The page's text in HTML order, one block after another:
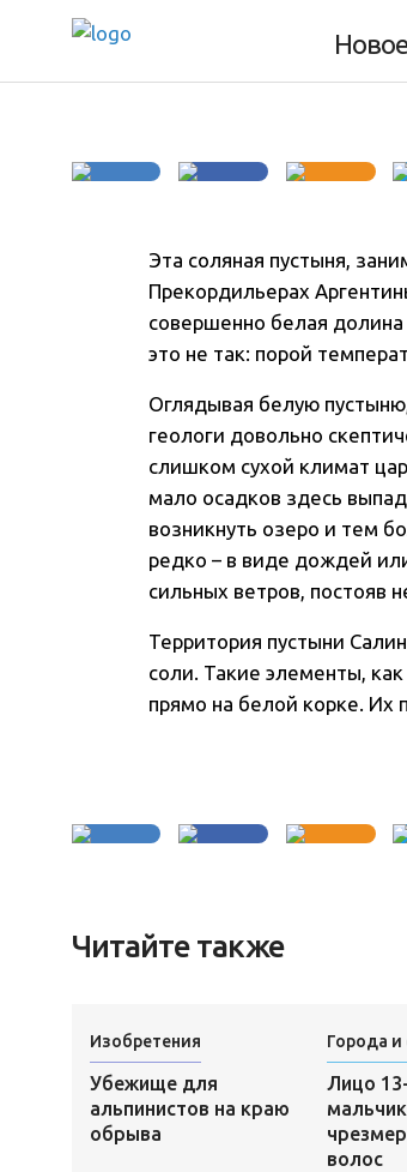
Эта соляная пустыня,
Прекордильерах
совершенно белая
это не так: порой
Оглядывая белую
геологи довольно
слишком сухой климат
мало осадков здесь
возникнуть озеро и тем
редко – в виде дождей
сильных ветров, постояв
Территория пустыни
соли. Такие элементы,
прямо на белой корке. Их
Читайте также
Изобретения
Убежище для
альпинистов на краю
обрыва
Города и
Лицо
волос